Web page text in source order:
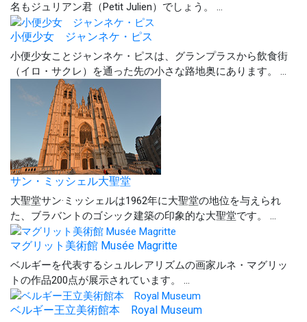
名もジュリアン君（Petit Julien）でしょう。 ...
小便少女 ジャンネケ・ピス
小便少女ことジャンネケ・ピスは、グランプラスから飲食街
（イロ・サクレ）を通った先の小さな路地奥にあります。 ...
サン・ミッシェル大聖堂
大聖堂サン·ミッシェルは1962年に大聖堂の地位を与えられ
た、ブラバントのゴシック建築の印象的な大聖堂です。 ...
マグリット美術館 Musée Magritte
ベルギーを代表するシュルレアリズムの画家ルネ・マグリッ
トの作品200点が展示されています。 ...
ベルギー王立美術館本 Royal Museum